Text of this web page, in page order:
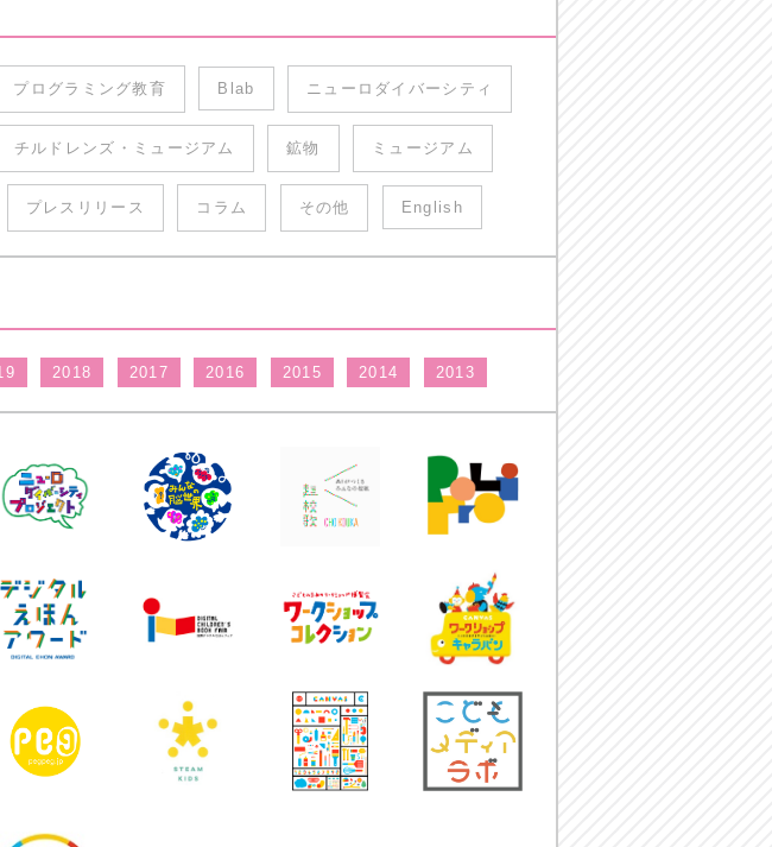
プログラミング教育 Blab ニューロダイバーシティ
チルドレンズ・ミュージアム 鉱物 ミュージアム
プレスリリース コラム その他 English
2018 2017 2016 2015 2014 2013